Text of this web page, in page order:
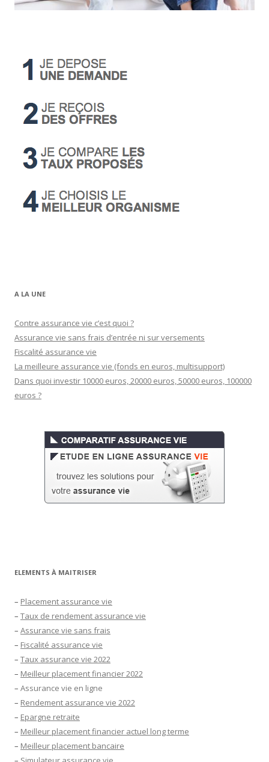
A LA UNE
Contre assurance vie c’est quoi ?
Assurance vie sans frais d’entrée ni sur versements
Fiscalité assurance vie
La meilleure assurance vie (fonds en euros, multisupport)
Dans quoi investir 10000 euros, 20000 euros, 50000 euros, 100000
euros ?
ELEMENTS À MAITRISER
– Placement assurance vie
– Taux de rendement assurance vie
– Assurance vie sans frais
– Fiscalité assurance vie
– Taux assurance vie 2022
– Meilleur placement financier 2022
– Assurance vie en ligne
– Rendement assurance vie 2022
– Epargne retraite
– Meilleur placement financier actuel long terme
– Meilleur placement bancaire